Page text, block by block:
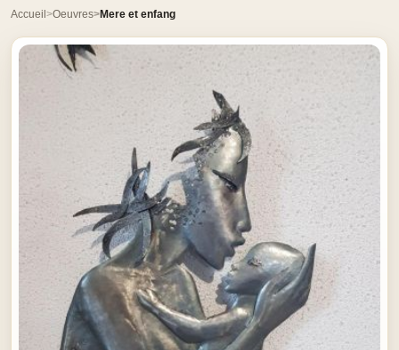
Accueil Oeuvres Mere et enfang